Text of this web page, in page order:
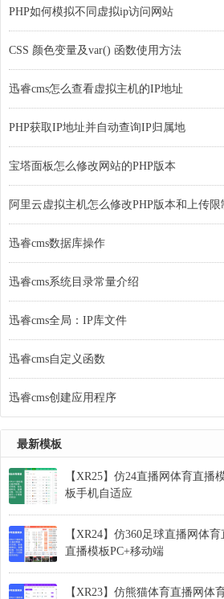
PHP如何模拟不同虚拟ip访问网站
CSS 颜色变量及var() 函数使用方法
迅睿cms怎么查看虚拟主机的IP地址
PHP获取IP地址并自动查询IP归属地
宝塔面板怎么修改网站的PHP版本
阿里云虚拟主机怎么修改PHP版本和上传限
迅睿cms数据库操作
迅睿cms系统目录常量介绍
迅睿cms全局：IP库文件
迅睿cms自定义函数
迅睿cms创建应用程序
最新模板
【XR25】仿24直播网体育直
板手机自适应
【XR24】仿360足球直播网体
直播模板PC+移动端
【XR23】仿熊猫体育直播网体